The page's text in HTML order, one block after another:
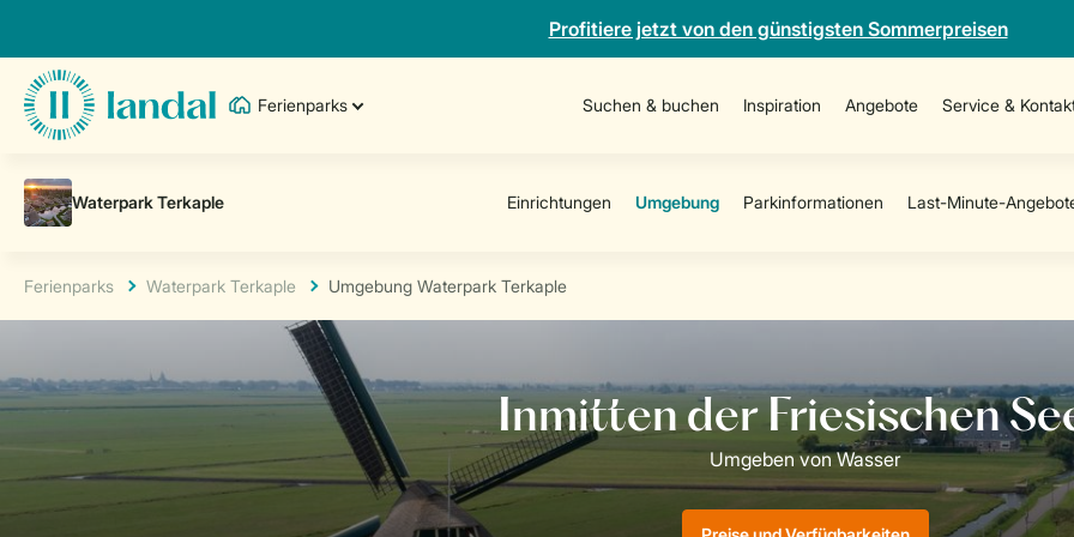
Profitiere jetzt von den günstigsten Sommerpreisen
Ferienparks Suchen & buchen Inspiration Angebote Service &
Ferienparks Waterpark Terkaple Umgebung Waterpark Terkaple